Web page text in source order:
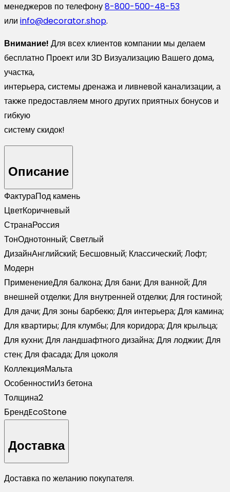
менеджеров по телефону8-800-500-48-53
или info@decorator.shop.
Внимание! Для всех клиентов компании мы делаем
бесплатно Проект или 3D Визуализацию Вашего дома,
участка,
интерьера, системы дренажа и ливневой канализации, а
также предоставляем много других приятных бонусов и
гибкую
систему скидок!
Описание
ФактураПод камень
ЦветКоричневый
СтранаРоссия
ТонОднотонный; Светлый
ДизайнАнглийский; Бесшовный; Классический; Лофт;
Модерн
ПрименениеДля балкона; Для бани; Для ванной; Для
внешней отделки; Для внутренней отделки; Для гостиной;
Для дачи; Для зоны барбекю; Для интерьера; Для камина;
Для квартиры; Для клумбы; Для коридора; Для крыльца;
Для кухни; Для ландшафтного дизайна; Для лоджии; Для
стен; Для фасада; Для цоколя
КоллекцияМальта
ОсобенностиИз бетона
Толщина2
БрендEcoStone
Доставка
Доставка по желанию покупателя.